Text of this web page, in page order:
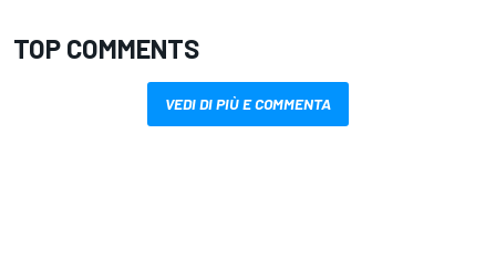
TOP COMMENTS
VEDI DI PIÙ E COMMENTA